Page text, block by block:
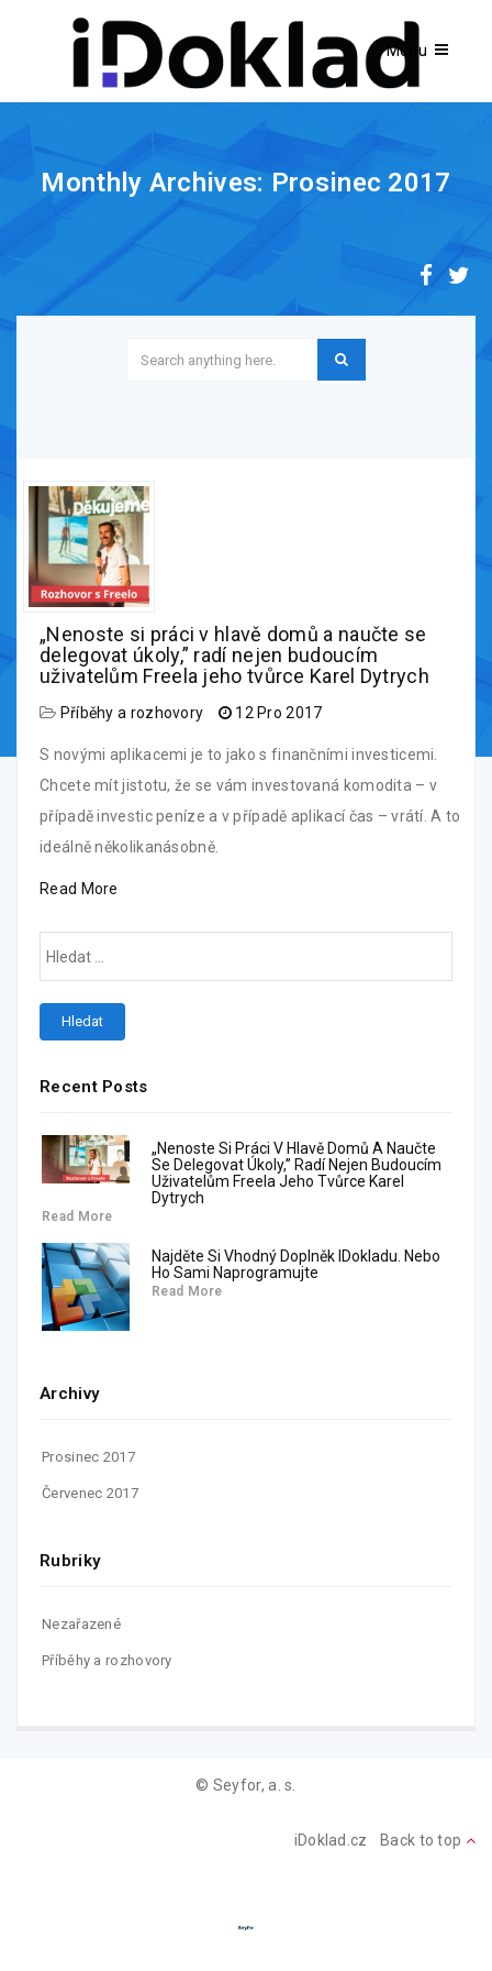
Monthly Archives: Prosinec 2017
„Nenoste si práci v hlavě domů a naučte se
delegovat úkoly,” radí nejen budoucím
uživatelům Freela jeho tvůrce Karel Dytrych
Příběhy a rozhovory 12 Pro 2017
S novými aplikacemi je to jako s finančními investicemi.
Chcete mít jistotu, že se vám investovaná komodita – v
případě investic peníze a v případě aplikací čas – vrátí. A to
ideálně několikanásobně.
Read More
Recent Posts
„Nenoste Si Práci V Hlavě Domů A Naučte
Se Delegovat Úkoly,” Radí Nejen Budoucím
Uživatelům Freela Jeho Tvůrce Karel
Dytrych
Read More
Najděte Si Vhodný Doplněk IDokladu. Nebo
Ho Sami Naprogramujte
Read More
Archivy
Prosinec 2017
Červenec 2017
Rubriky
Nezařazené
Příběhy a rozhovory
© Seyfor, a. s.
iDoklad.cz Back to top